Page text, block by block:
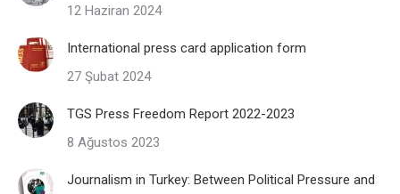
12 Haziran 2024
International press card application form
27 Şubat 2024
TGS Press Freedom Report 2022-2023
8 Ağustos 2023
Journalism in Turkey: Between Political Pressure and